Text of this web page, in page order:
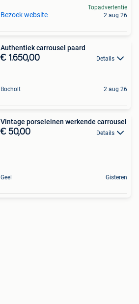
Bezoek website
Topadvertentie
2 aug 26
Authentiek carrousel paard
€ 1.650,00 Details
Bocholt 2 aug 26
Vintage porseleinen werkende carrousel
€ 50,00 Details
Geel Gisteren